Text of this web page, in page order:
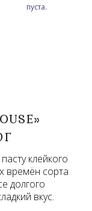
пуста.
клейкого
времён сорта
долгого
вкус.